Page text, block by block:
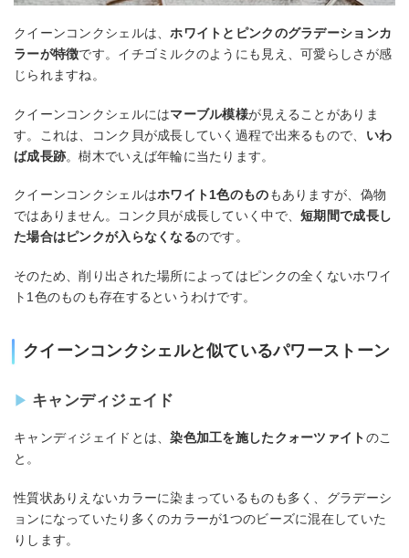
クイーンコンクシェルは、ホワイトとピンクのグラデーションカ
ラーが特徴です。イチゴミルクのようにも見え、可愛らしさが感
じられますね。
クイーンコンクシェルにはマーブル模様が見えることがありま
す。これは、コンク貝が成長していく過程で出来るもので、 いわ
ば成長跡。樹木でいえば年輪に当たります。
クイーンコンクシェルはホワイト1色のものもありますが、偽物
ではありません。コンク貝が成長していく中で、短期間で成長し
た場合はピンクが入らなくなるのです。
そのため、削り出された場所によってはピンクの全くないホワイ
ト1色のものも存在するというわけです。
クイーンコンクシェルと似ているパワーストーン
キャンディジェイド
キャンディジェイドとは、染色加工を施したクォーツァイトのこ
と。
性質状ありえないカラーに染まっているものも多く、グラデーシ
ョンになっていたり多くのカラーが1つのビーズに混在していた
りします。